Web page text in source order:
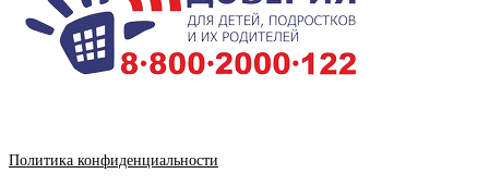
Политика конфиденциальности